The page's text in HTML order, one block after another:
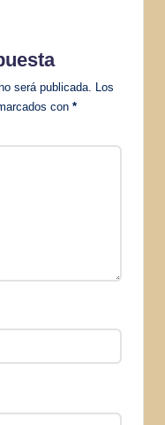
será publicada. Los
con *